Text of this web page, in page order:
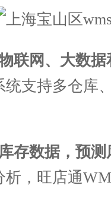
联网、大数
支持多仓库
存数据，预测
，旺店通